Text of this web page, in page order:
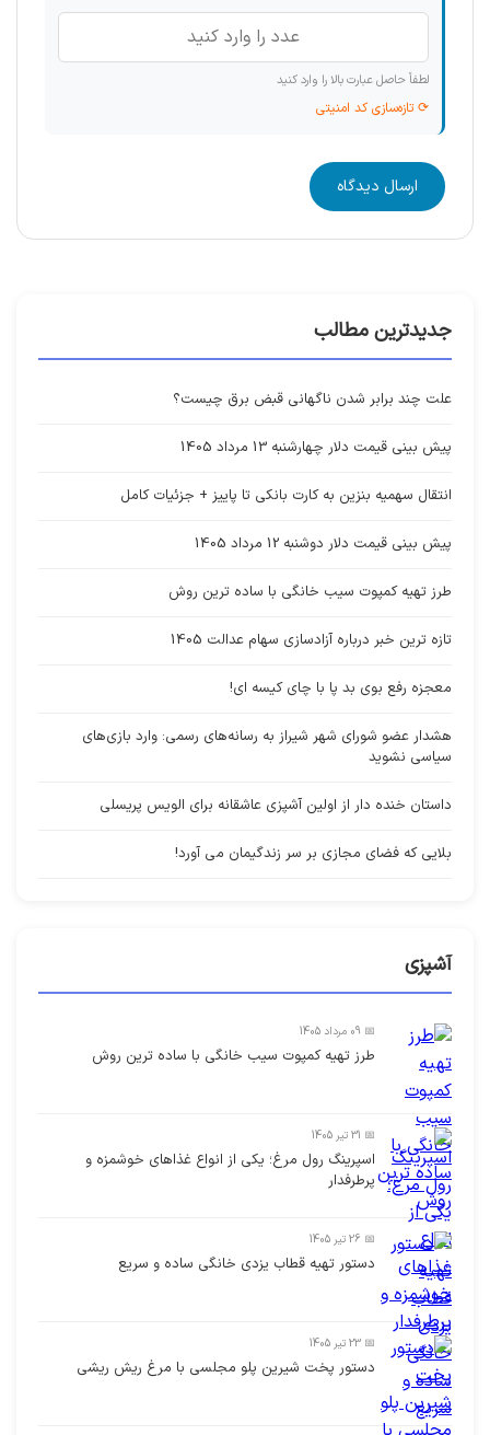
لطفاً حاصل عبارت بالا را وارد کنید
⟳ تازه‌سازی کد امنیتی
ارسال دیدگاه
جدیدترین مطالب
علت چند برابر شدن ناگهانی قبض برق چیست؟
پیش بینی قیمت دلار چهارشنبه 13 مرداد 1405
انتقال سهمیه بنزین به کارت بانکی تا پاییز + جزئیات کامل
پیش بینی قیمت دلار دوشنبه 12 مرداد 1405
طرز تهیه کمپوت سیب خانگی با ساده ترین روش
تازه ترین خبر درباره آزادسازی سهام عدالت 1405
معجزه رفع بوی بد پا با چای کیسه ای!
هشدار عضو شورای شهر شیراز به رسانه‌های رسمی: وارد بازی‌های
سیاسی نشوید
داستان خنده دار از اولین آشپزی عاشقانه برای الویس پریسلی
بلایی که فضای مجازی بر سر زندگیمان می آورد!
آشپزی
📅 09 مرداد 1405
طرز تهیه کمپوت سیب خانگی با ساده ترین روش
📅 31 تیر 1405
اسپرینگ رول مرغ؛ یکی از انواع غذاهای خوشمزه و
پرطرفدار
📅 26 تیر 1405
دستور تهیه قطاب یزدی خانگی ساده و سریع
📅 23 تیر 1405
دستور پخت شیرین پلو مجلسی با مرغ ریش ریشی